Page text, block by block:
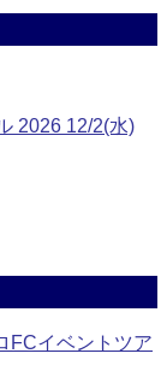
2026 12/2(水)
FCイベントツア